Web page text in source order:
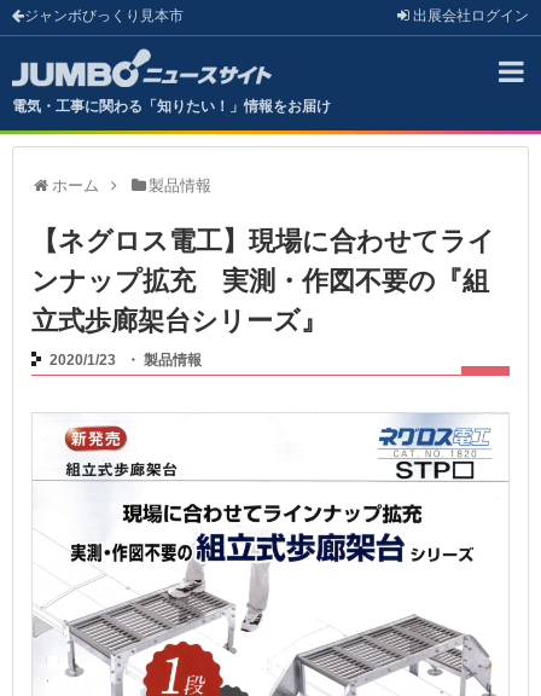
ジャンボびっくり見本市 出展会社 ログイン
電気・工事に関わる「知りたい！」情報をお届け
ホーム 製品情報
【ネグロス電工】現場に合わせてライ
ンナップ拡充 実測・作図不要の『組
立式歩廊架台シリーズ』
2020/1/23 ・ 製品情報